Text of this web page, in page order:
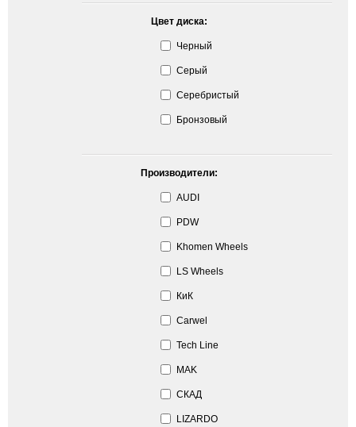
Цвет диска:
Черный
Серый
Серебристый
Бронзовый
Производители:
AUDI
PDW
Khomen Wheels
LS Wheels
КиК
Carwel
Tech Line
MAK
СКАД
LIZARDO